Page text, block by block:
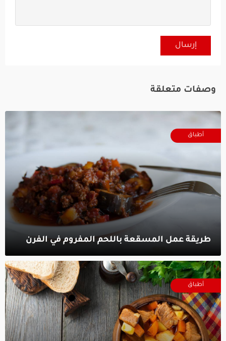
وصفات متعلقة
أطباق
طريقة عمل المسقعة باللحم المفروم في الفرن‎
أطباق